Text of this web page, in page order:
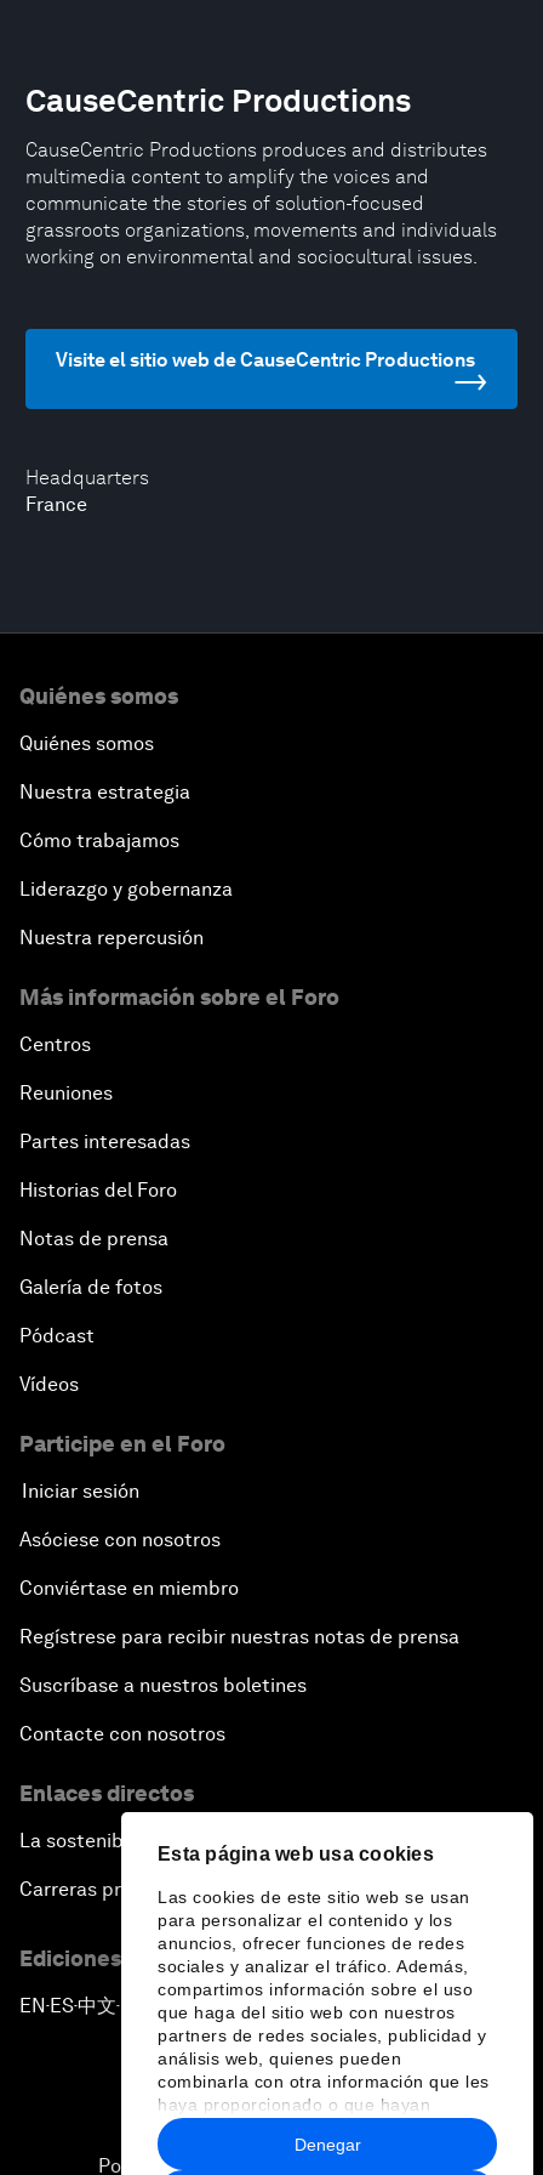
Esta página web usa cookies
Las cookies de este sitio web se usan
para personalizar el contenido y los
anuncios, ofrecer funciones de redes
sociales y analizar el tráfico. Además,
compartimos información sobre el uso
que haga del sitio web con nuestros
partners de redes sociales, publicidad y
análisis web, quienes pueden
combinarla con otra información que les
haya proporcionado o que hayan
recopilado a partir del uso que haya
hecho de sus servicios.
Denegar
Headquarters
France
CauseCentric Productions
CauseCentric Productions produces and distributes
multimedia content to amplify the voices and
communicate the stories of solution-focused
grassroots organizations, movements and individuals
working on environmental and sociocultural issues.
Visite el sitio web de CauseCentric Productions
Quiénes somos
Quiénes somos
Nuestra estrategia
Cómo trabajamos
Liderazgo y gobernanza
Nuestra repercusión
Más información sobre el Foro
Centros
Reuniones
Partes interesadas
Historias del Foro
Notas de prensa
Galería de fotos
Pódcast
Vídeos
Participe en el Foro
Iniciar sesión
Asóciese con nosotros
Conviértase en miembro
Regístrese para recibir nuestras notas de prensa
Suscríbase a nuestros boletines
Contacte con nosotros
Enlaces directos
La sostenibilidad en el Foro
Carreras profesionales
Ediciones en otros idiomas
EN ▪ES▪中文▪ 日本語
Política de privacidad y normas de uso